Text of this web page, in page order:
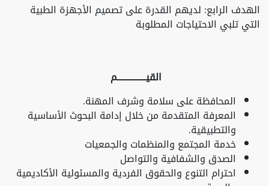
الهدف الرابع: لديهم القدرة على تصميم الأجهزة الطبية
التي تلبي الاحتياجات المطلوبة
القيــــــــــــــــم
المحافظة على سلامة وشرف المهنة.
المعرفة المتقدمة من خلال إدامة البحوث الأساسية
والتطبيقية.
خدمة المجتمع والمنظمات والجمعيات
الصدق والشفافية والتواصل
احترام التنوع والحقوق الفردية والمسئولية الأكاديمية